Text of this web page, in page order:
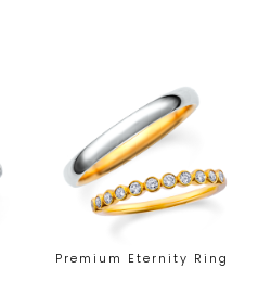
Premium Eternity Ring